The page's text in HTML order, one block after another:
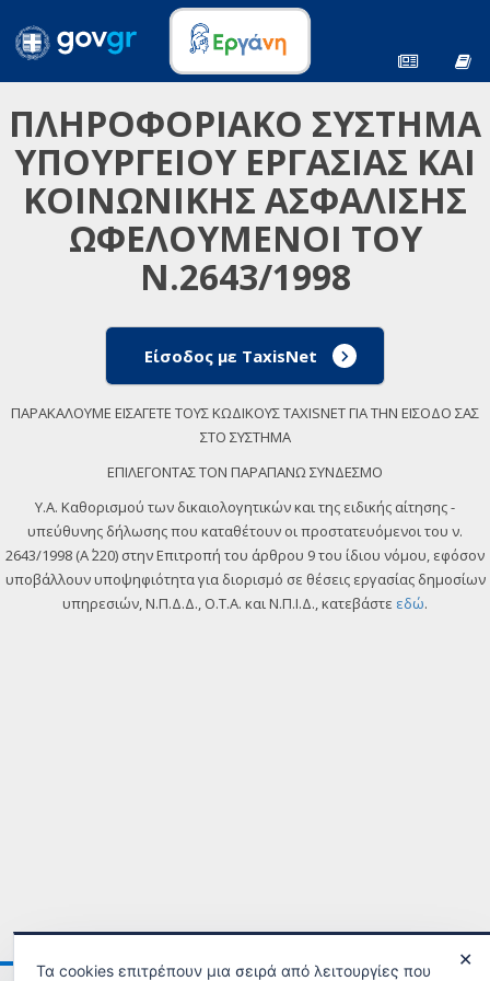
ΠΛΗΡΟΦΟΡΙΑΚΟ ΣΥΣΤΗΜΑ
ΥΠΟΥΡΓΕΙΟΥ ΕΡΓΑΣΙΑΣ ΚΑΙ
ΚΟΙΝΩΝΙΚΗΣ ΑΣΦΑΛΙΣΗΣ
ΩΦΕΛΟΥΜΕΝΟΙ ΤΟΥ
Ν.2643/1998
Είσοδος με TaxisNet
ΠΑΡΑΚΑΛΟΥΜΕ ΕΙΣΑΓΕΤΕ ΤΟΥΣ ΚΩΔΙΚΟΥΣ TAXISNET ΓΙΑ ΤΗΝ ΕΙΣΟΔΟ ΣΑΣ
ΣΤΟ ΣΥΣΤΗΜΑ
ΕΠΙΛΕΓΟΝΤΑΣ ΤΟΝ ΠΑΡΑΠΑΝΩ ΣΥΝΔΕΣΜΟ
Y.A. Καθορισμού των δικαιολογητικών και της ειδικής αίτησης -
υπεύθυνης δήλωσης που καταθέτουν οι προστατευόμενοι του ν.
2643/1998 (Α΄ 220) στην Επιτροπή του άρθρου 9 του ίδιου νόμου, εφόσον
υποβάλλουν υποψηφιότητα για διορισμό σε θέσεις εργασίας δημοσίων
υπηρεσιών, Ν.Π.Δ.Δ., Ο.Τ.Α. και Ν.Π.Ι.Δ., κατεβάστε εδώ.
✕
Τα cookies επιτρέπουν μια σειρά από λειτουργίες που